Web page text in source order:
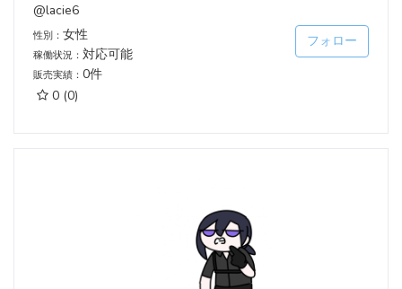
@lacie6
性別： 女性
稼働状況： 対応可能
販売実績： 0件
0 (0)
フォロー